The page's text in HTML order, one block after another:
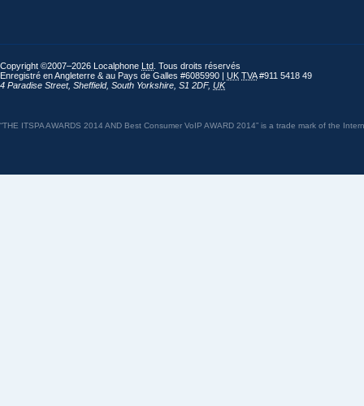
Copyright ©2007–2026 Localphone Ltd . Tous droits réservés
Enregistré en Angleterre & au Pays de Galles #6085990 | UK TVA#911 5418 49
4 Paradise Street, Sheffield, South Yorkshire S1 2DF, UK
“THE ITSPA AWARDS 2014 AND Best Consumer VoIP AWARD 2014” is a trade mark of the